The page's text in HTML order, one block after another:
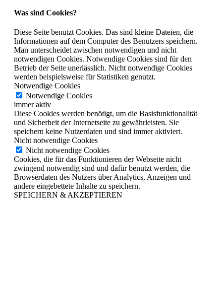
Was sind Cookies?
Diese Seite benutzt Cookies. Das sind kleine Dateien, die
Informationen auf dem Computer des Benutzers speichern.
Man unterscheidet zwischen notwendigen und nicht
notwendigen Cookies. Notwendige Cookies sind für den
Betrieb der Seite unerlässlich. Nicht notwendige Cookies
werden beispielsweise für Statistiken genutzt.
Notwendige Cookies
Notwendige Cookies
immer aktiv
Diese Cookies werden benötigt, um die Basisfunktionalität
und Sicherheit der Internetseite zu gewährleisten. Sie
speichern keine Nutzerdaten und sind immer aktiviert.
Nicht notwendige Cookies
Nicht notwendige Cookies
Cookies, die für das Funktionieren der Webseite nicht
zwingend notwendig sind und dafür benutzt werden, die
Browserdaten des Nutzers über Analytics, Anzeigen und
andere eingebettete Inhalte zu speichern.
SPEICHERN & AKZEPTIEREN